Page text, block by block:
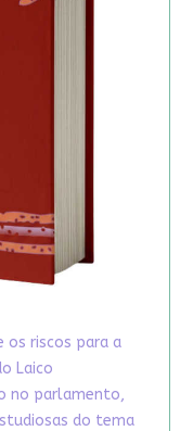
riscos para a
Laico
no parlamento,
do tema